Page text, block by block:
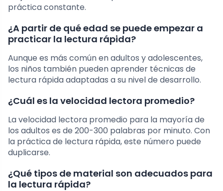
práctica constante.
¿A partir de qué edad se puede empezar a
practicar la lectura rápida?
Aunque es más común en adultos y adolescentes,
los niños también pueden aprender técnicas de
lectura rápida adaptadas a su nivel de desarrollo.
¿Cuál es la velocidad lectora promedio?
La velocidad lectora promedio para la mayoría de
los adultos es de 200-300 palabras por minuto. Con
la práctica de lectura rápida, este número puede
duplicarse.
¿Qué tipos de material son adecuados para
la lectura rápida?